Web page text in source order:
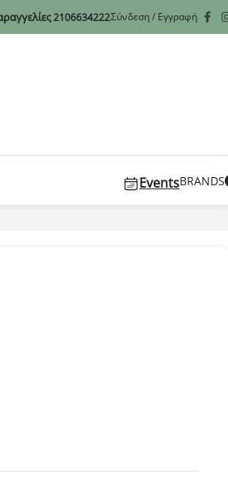
2106634222Σύνδεση / Εγγραφή
EventsBRANDS